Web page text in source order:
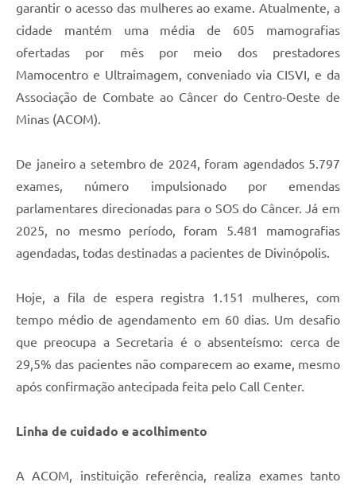
garantir o acesso das mulheres ao exame. Atualmente, a
cidade mantém uma média de 605 mamografias
ofertadas por mês por meio dos prestadores
Mamocentro e Ultraimagem, conveniado via CISVI, e da
Associação de Combate ao Câncer do Centro-Oeste de
Minas (ACOM).
De janeiro a setembro de 2024, foram agendados 5.797
exames, número impulsionado por emendas
parlamentares direcionadas para o SOS do Câncer. Já em
2025, no mesmo período, foram 5.481 mamografias
agendadas, todas destinadas a pacientes de Divinópolis.
Hoje, a fila de espera registra 1.151 mulheres, com
tempo médio de agendamento em 60 dias. Um desafio
que preocupa a Secretaria é o absenteísmo: cerca de
29,5% das pacientes não comparecem ao exame, mesmo
após confirmação antecipada feita pelo Call Center.
Linha de cuidado e acolhimento
A ACOM, instituição referência, realiza exames tanto